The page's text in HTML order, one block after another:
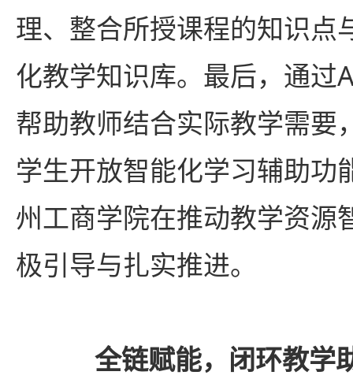
理、整合所授课程的知识点
化教学知识库。最后，通过
帮助教师结合实际教学需要
学生开放智能化学习辅助功
州工商学院在推动教学资源
极引导与扎实推进。
全链赋能，闭环教学